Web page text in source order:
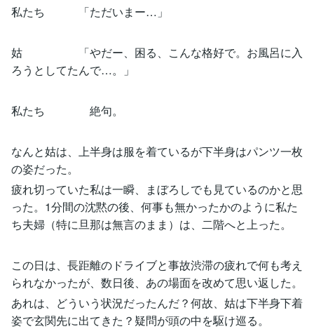
私たち 「ただいまー…」
姑 「やだー、困る、こんな格好で。お風呂に入
ろうとしてたんで…。」
私たち 絶句。
なんと姑は、上半身は服を着ているが下半身はパンツ一枚
の姿だった。
疲れ切っていた私は一瞬、まぼろしでも見ているのかと思
った。1分間の沈黙の後、何事も無かったかのように私た
ち夫婦（特に旦那は無言のまま）は、二階へと上った。
この日は、長距離のドライブと事故渋滞の疲れで何も考え
られなかったが、数日後、あの場面を改めて思い返した。
あれは、どういう状況だったんだ？何故、姑は下半身下着
姿で玄関先に出てきた？疑問が頭の中を駆け巡る。